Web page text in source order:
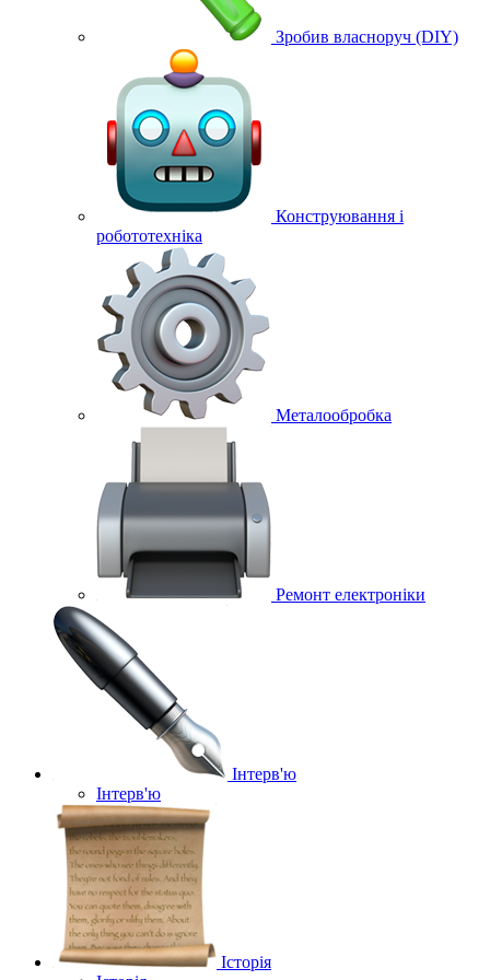
Зробив власноруч (DIY)
Конструювання і
робототехніка
Металообробка
Ремонт електроніки
Інтерв'ю
Інтерв'ю
Історія